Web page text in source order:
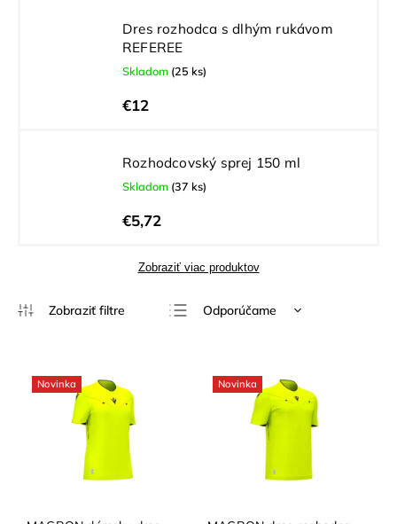
Dres rozhodca s dlhým rukávom
REFEREE
Skladom (25 ks)
€12
Rozhodcovský sprej 150 ml
Skladom (37 ks)
€5,72
Zobraziť viac produktov
Odporúčame
Najpredávanejšie
Abecedne
Novinka Novinka